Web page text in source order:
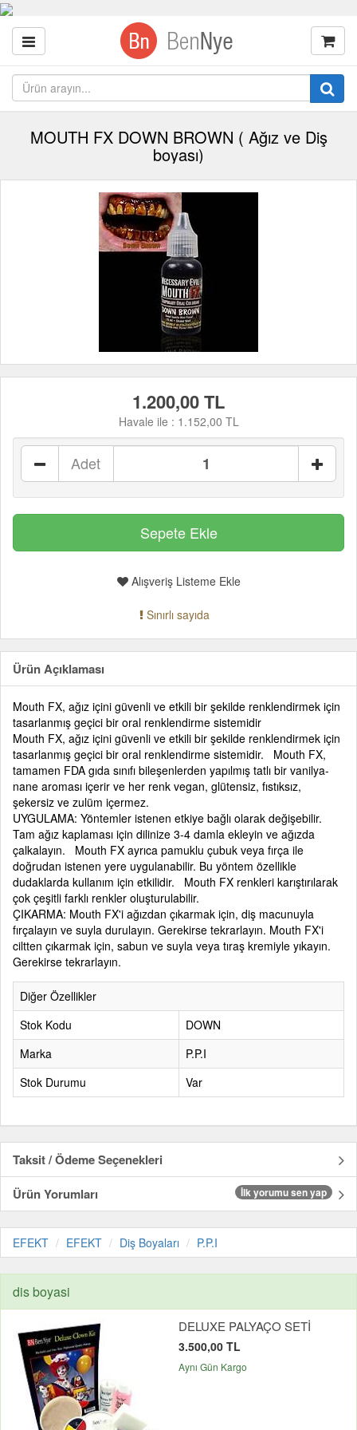
MOUTH FX DOWN BROWN ( Ağız ve Diş
boyası)
1.200,00 TL
Havale ile : 1.152,00 TL
Adet
Alışveriş Listeme Ekle
Sınırlı sayıda
Ürün Açıklaması
Mouth FX, ağız içini güvenli ve etkili bir şekilde renklendirmek için
tasarlanmış geçici bir oral renklendirme sistemidir
Mouth FX, ağız içini güvenli ve etkili bir şekilde renklendirmek için
tasarlanmış geçici bir oral renklendirme sistemidir. Mouth FX,
tamamen FDA gıda sınıfı bileşenlerden yapılmış tatlı bir vanilya-
nane aroması içerir ve her renk vegan, glütensiz, fıstıksız,
şekersiz ve zulüm içermez.
UYGULAMA: Yöntemler istenen etkiye bağlı olarak değişebilir.
Tam ağız kaplaması için dilinize 3-4 damla ekleyin ve ağızda
çalkalayın. Mouth FX ayrıca pamuklu çubuk veya fırça ile
doğrudan istenen yere uygulanabilir. Bu yöntem özellikle
dudaklarda kullanım için etkilidir. Mouth FX renkleri karıştırılarak
çok çeşitli farklı renkler oluşturulabilir.
ÇIKARMA: Mouth FX'i ağızdan çıkarmak için, diş macunuyla
fırçalayın ve suyla durulayın. Gerekirse tekrarlayın. Mouth FX'i
ciltten çıkarmak için, sabun ve suyla veya tıraş kremiyle yıkayın.
Gerekirse tekrarlayın.
Diğer Özellikler
Stok Kodu
DOWN
Marka
P.P.I
Stok Durumu
Var
Taksit / Ödeme Seçenekleri
Ürün Yorumları
İlk yorumu sen yap
EFEKT EFEKT Diş Boyaları P.P.I
dis boyasi
DELUXE PALYAÇO SETİ
3.500,00 TL
Aynı Gün Kargo